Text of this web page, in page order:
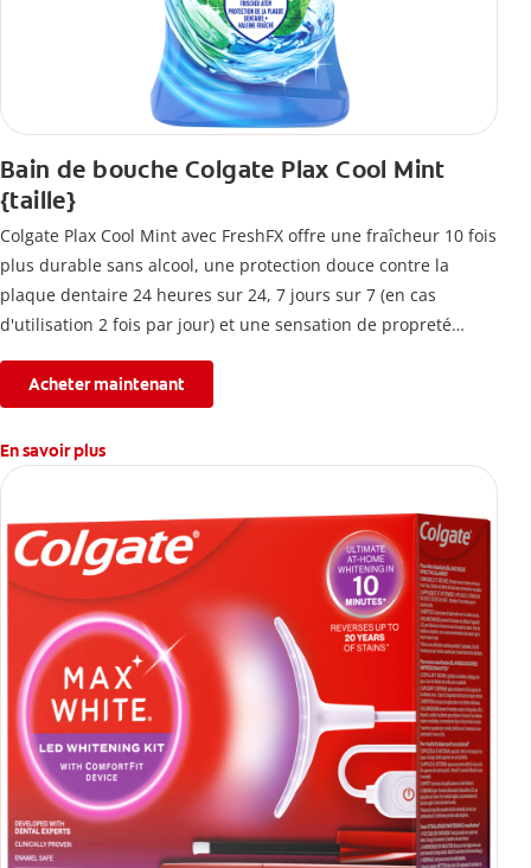
Bain de bouche Colgate Plax Cool Mint
{taille}
Colgate Plax Cool Mint avec FreshFX offre une fraîcheur 10 fois
plus durable sans alcool, une protection douce contre la
plaque dentaire 24 heures sur 24, 7 jours sur 7 (en cas
d'utilisation 2 fois par jour) et une sensation de propreté
Acheter maintenant
En savoir plus